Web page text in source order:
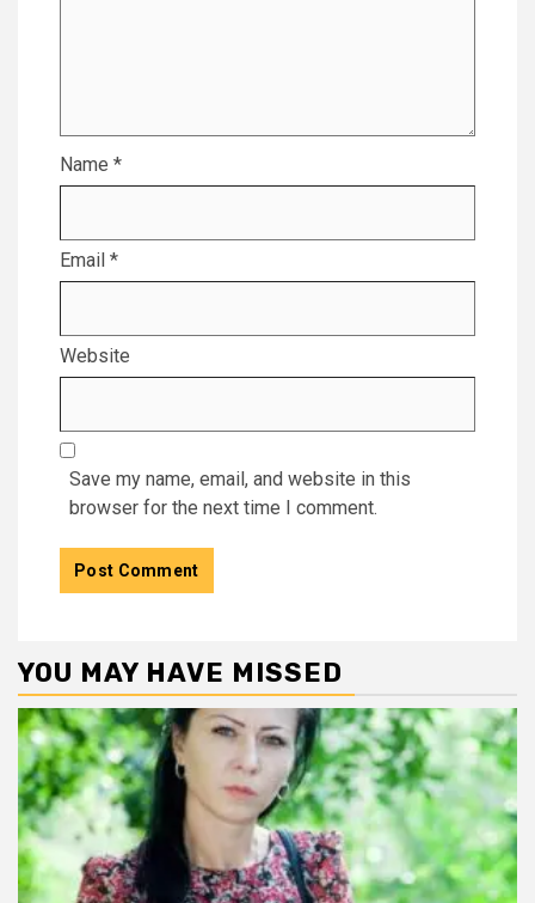
Name *
Email *
Website
Save my name, email, and website in this
browser for the next time I comment.
YOU MAY HAVE MISSED